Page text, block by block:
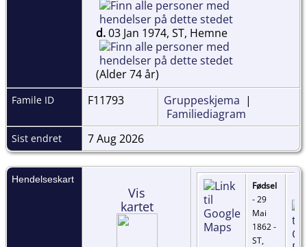
d.03 Jan 1974, ST, Hemne
(Alder 74 år)
Famile ID F11793 Gruppeskjema |
Familiediagram
Sist endret 7 Aug 2026
Hendelseskart
Vis
kartet
Fødsel
- 29
Mai
1862 -
ST,